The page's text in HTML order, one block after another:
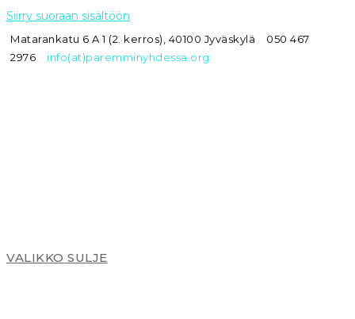
Siirry suoraan sisältöön
Matarankatu 6 A 1 (2. kerros), 40100 Jyväskylä
050 467
2976
info(at)paremminyhdessa.org
VALIKKO SULJE